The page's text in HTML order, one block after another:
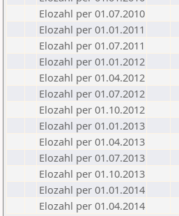
Elozahl per 01.07.2010
Elozahl per 01.01.2011
Elozahl per 01.07.2011
Elozahl per 01.01.2012
Elozahl per 01.04.2012
Elozahl per 01.07.2012
Elozahl per 01.10.2012
Elozahl per 01.01.2013
Elozahl per 01.04.2013
Elozahl per 01.07.2013
Elozahl per 01.10.2013
Elozahl per 01.01.2014
Elozahl per 01.04.2014